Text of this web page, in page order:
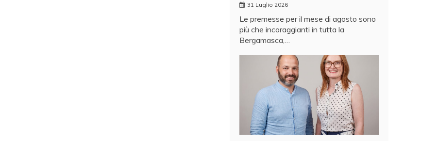
31 Luglio 2026
Le premesse per il mese di agosto sono
più che incoraggianti in tutta la
Bergamasca,…